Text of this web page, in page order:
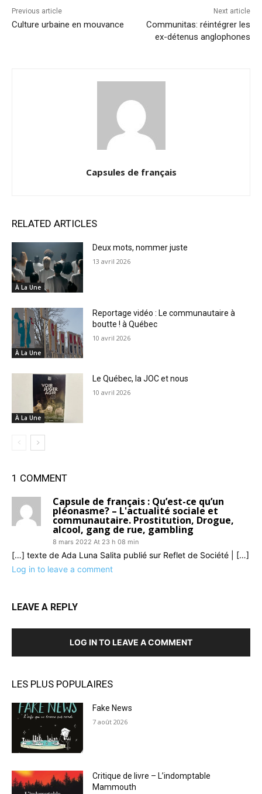
Previous article
Culture urbaine en mouvance
Next article
Communitas: réintégrer les
ex-détenus anglophones
Capsules de français
RELATED ARTICLES
À La Une
Deux mots, nommer juste
13 avril 2026
À La Une
Reportage vidéo : Le communautaire à
boutte ! à Québec
10 avril 2026
À La Une
Le Québec, la JOC et nous
10 avril 2026
1 COMMENT
Capsule de français : Qu’est-ce qu’un
pléonasme? – L'actualité sociale et
communautaire. Prostitution, Drogue,
alcool, gang de rue, gambling
8 mars 2022 At 23 h 08 min
[…] texte de Ada Luna Salita publié sur Reflet de Société | […]
Log in to leave a comment
LEAVE A REPLY
LOG IN TO LEAVE A COMMENT
LES PLUS POPULAIRES
Fake News
7 août 2026
Critique de livre – L’indomptable
Mammouth